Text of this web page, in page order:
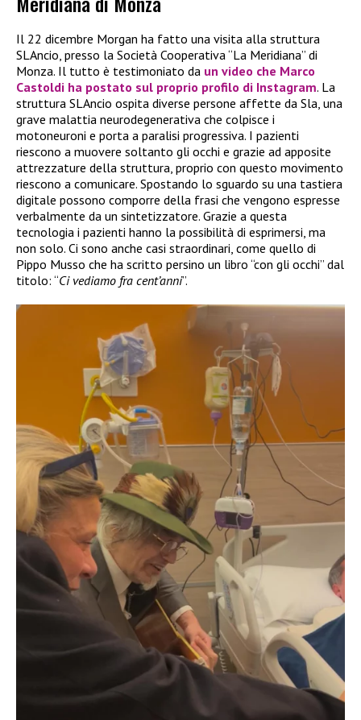
Il 22 dicembre Morgan ha fatto una visita alla struttura
SLAncio, presso la Società Cooperativa “La Meridiana” di
Monza. Il tutto è testimoniato da un video che Marco
Castoldi ha postato sul proprio profilo di Instagram. La
struttura SLAncio ospita diverse persone affette da Sla, una
grave malattia neurodegenerativa che colpisce i
motoneuroni e porta a paralisi progressiva. I pazienti
riescono a muovere soltanto gli occhi e grazie ad apposite
attrezzature della struttura, proprio con questo movimento
riescono a comunicare. Spostando lo sguardo su una tastiera
digitale possono comporre della frasi che vengono espresse
verbalmente da un sintetizzatore. Grazie a questa
tecnologia i pazienti hanno la possibilità di esprimersi, ma
non solo. Ci sono anche casi straordinari, come quello di
Pippo Musso che ha scritto persino un libro “con gli occhi” dal
titolo: “Ci vediamo fra cent’anni”.